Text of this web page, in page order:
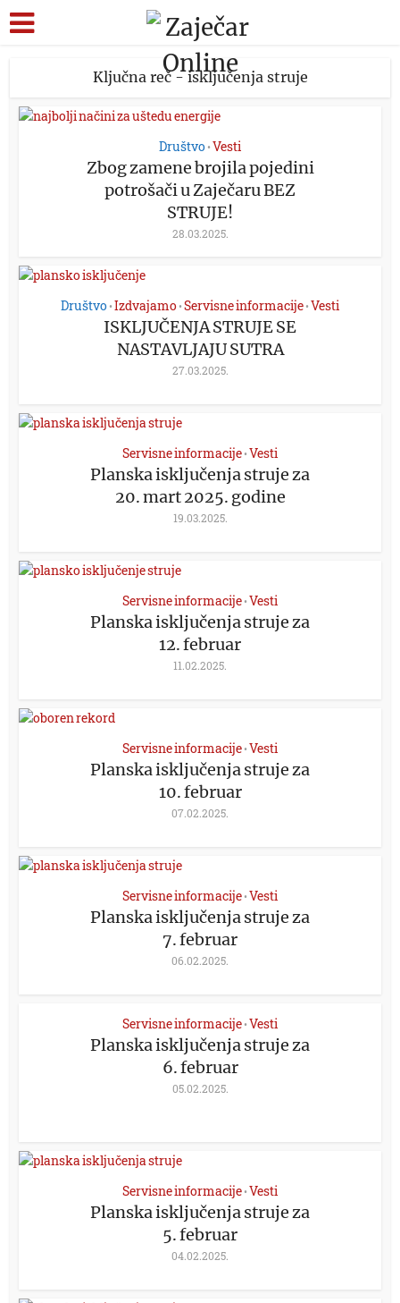
Ključna reč - isključenja struje
Društvo•Vesti
Zbog zamene brojila pojedini
potrošači u Zaječaru BEZ
STRUJE!
28.03.2025.
Društvo•Izdvajamo•Servisne informacije•Vesti
ISKLJUČENJA STRUJE SE
NASTAVLJAJU SUTRA
27.03.2025.
Servisne informacije•Vesti
Planska isključenja struje za
20. mart 2025. godine
19.03.2025.
Servisne informacije•Vesti
Planska isključenja struje za
12. februar
11.02.2025.
Servisne informacije•Vesti
Planska isključenja struje za
10. februar
07.02.2025.
Servisne informacije•Vesti
Planska isključenja struje za
7. februar
06.02.2025.
Servisne informacije•Vesti
Planska isključenja struje za
6. februar
05.02.2025.
Servisne informacije•Vesti
Planska isključenja struje za
5. februar
04.02.2025.